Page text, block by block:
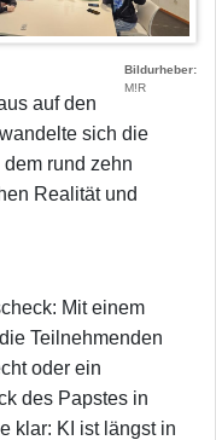
Bildurheber
M!R
auf den
sich die
rund zehn
Realität und
Mit einem
Teilnehmenden
oder ein
des Papstes in
klar: KI ist längst in